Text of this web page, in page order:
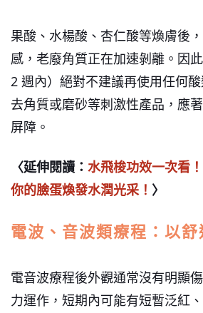
果酸、水楊酸、杏仁酸等煥膚後
感，老廢角質正在加速剝離。因
2 週內）絕對不建議再使用任何
去角質或磨砂等刺激性產品，應
屏障。
〈延伸閱讀： 水飛梭功效一次看
你的臉蛋煥發水潤光采！ 〉
電波、音波類療程：以舒
電音波療程後外觀通常沒有明顯
力運作，短期內可能有短暫泛紅